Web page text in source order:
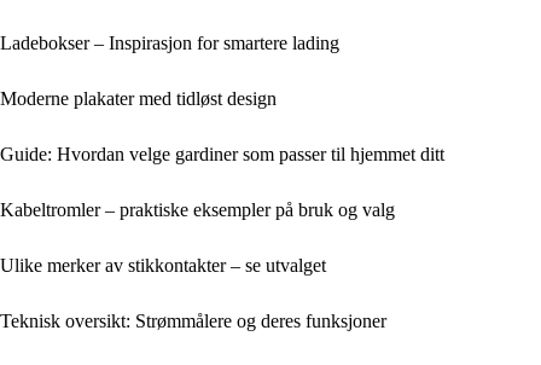
Ladebokser – Inspirasjon for smartere lading
Moderne plakater med tidløst design
Guide: Hvordan velge gardiner som passer til hjemmet ditt
Kabeltromler – praktiske eksempler på bruk og valg
Ulike merker av stikkontakter – se utvalget
Teknisk oversikt: Strømmålere og deres funksjoner